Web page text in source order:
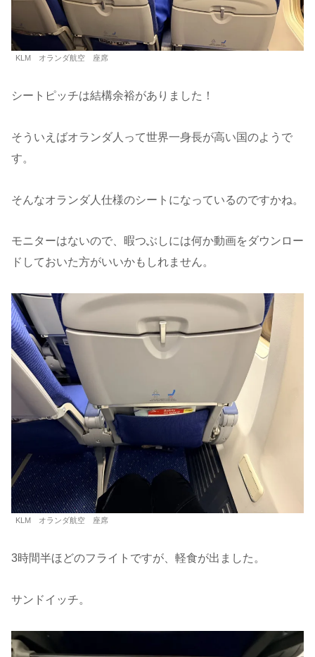
KLM オランダ航空 座席
シートピッチは結構余裕がありました！
そういえばオランダ人って世界一身長が高い国のようで
す。
そんなオランダ人仕様のシートになっているのですかね。
モニターはないので、暇つぶしには何か動画をダウンロー
ドしておいた方がいいかもしれません。
KLM オランダ航空 座席
3時間半ほどのフライトですが、軽食が出ました。
サンドイッチ。